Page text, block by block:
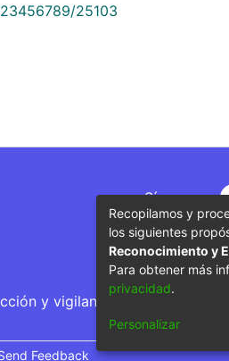
25103
Síguenos
y vigilancia por parte del
Feedback
Recopilamos y
los siguientes
Reconocimiento y
Para obtener más
privacidad.
Personalizar